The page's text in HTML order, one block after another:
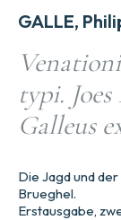
GALLE,
typi.
Galleus
Die Jagd und
Brueghel.
Erstausgabe,